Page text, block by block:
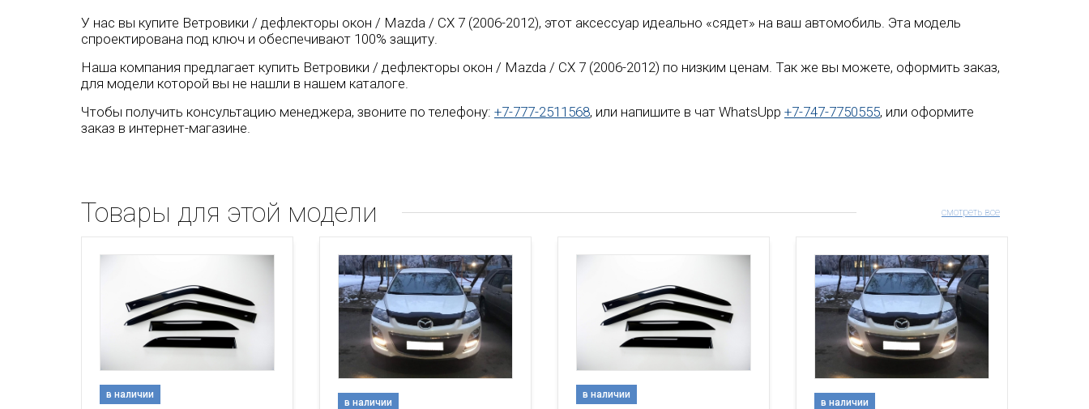
У нас вы купите Ветровики / дефлекторы окон / Mazda / CX 7 (2006-2012), этот аксессуар идеально «сядет» на ваш автомобиль. Эта модель
спроектирована под ключ и обеспечивают 100% защиту.
Наша компания предлагает купить Ветровики / дефлекторы окон / Mazda / CX 7 (2006-2012) по низким ценам. Так же вы можете, оформить заказ,
для модели которой вы не нашли в нашем каталоге.
Чтобы получить консультацию менеджера, звоните по телефону: +7-777-2511568, или напишите в чат WhatsUpp +7-747-7750555, или оформите
заказ в интернет-магазине.
Товары для этой модели смотреть все
в наличии
в наличии
в наличии
в наличии